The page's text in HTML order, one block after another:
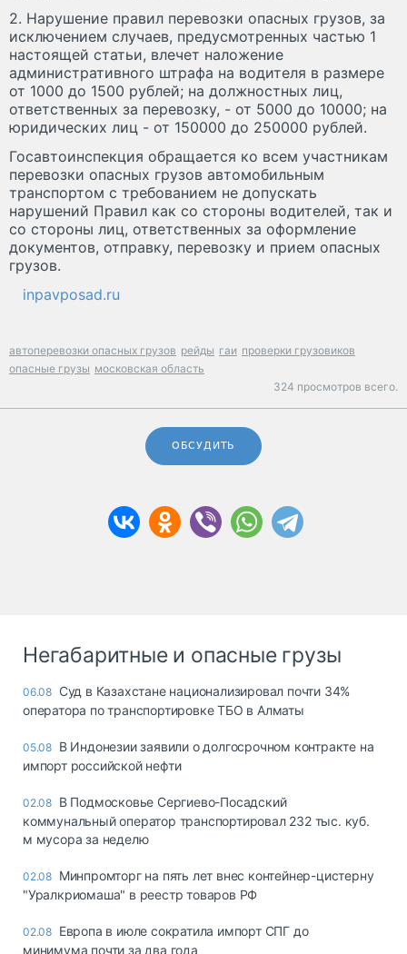
2. Нарушение правил перевозки опасных грузов, за
исключением случаев, предусмотренных частью 1
настоящей статьи, влечет наложение
административного штрафа на водителя в размере
от 1000 до 1500 рублей; на должностных лиц,
ответственных за перевозку, - от 5000 до 10000; на
юридических лиц - от 150000 до 250000 рублей.
Госавтоинспекция обращается ко всем участникам
перевозки опасных грузов автомобильным
транспортом с требованием не допускать
нарушений Правил как со стороны водителей, так и
со стороны лиц, ответственных за оформление
документов, отправку, перевозку и прием опасных
грузов.
inpavposad.ru
автоперевозки опасных грузов рейды гаи проверки грузовиков
опасные грузы московская область
324 просмотров всего.
ОБСУДИТЬ
Негабаритные и опасные грузы
06.08 Суд в Казахстане национализировал почти 34%
оператора по транспортировке ТБО в Алматы
05.08 В Индонезии заявили о долгосрочном контракте на
импорт российской нефти
02.08 В Подмосковье Сергиево-Посадский
коммунальный оператор транспортировал 232 тыс. куб.
м мусора за неделю
02.08 Минпромторг на пять лет внес контейнер-цистерну
"Уралкриомаша" в реестр товаров РФ
02.08 Европа в июле сократила импорт СПГ до
минимума почти за два года